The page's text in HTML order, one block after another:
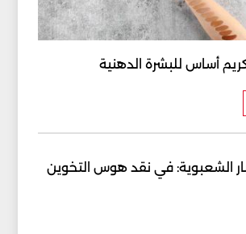
أساس للبشرة الدهنية
الشعبوية: في نقد هوس التخوين